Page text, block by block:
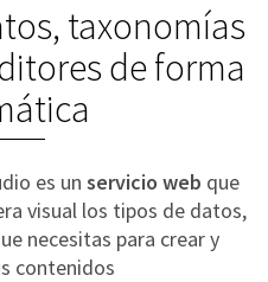
taxonomías
de forma
es un servicio web que
visual los tipos de datos,
necesitas para crear y
contenidos